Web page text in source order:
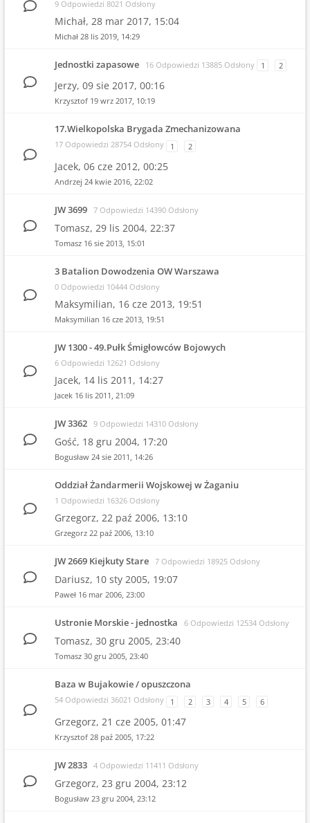
9 Odpowiedzi 8021 Odsłony
Michał, 28 mar 2017, 15:04
Michał 28 lis 2019, 14:29
Jednostki zapasowe 16 Odpowiedzi 13885 Odsłony 1 2
Jerzy, 09 sie 2017, 00:16
Krzysztof 19 wrz 2017, 10:19
17.Wielkopolska Brygada Zmechanizowana
17 Odpowiedzi 28754 Odsłony 1 2
Jacek, 06 cze 2012, 00:25
Andrzej 24 kwie 2016, 22:02
JW 3699 7 Odpowiedzi 14390 Odsłony
Tomasz, 29 lis 2004, 22:37
Tomasz 16 sie 2013, 15:01
3 Batalion Dowodzenia OW Warszawa
0 Odpowiedzi 10444 Odsłony
Maksymilian, 16 cze 2013, 19:51
Maksymilian 16 cze 2013, 19:51
JW 1300 - 49.Pułk Śmigłowców Bojowych
6 Odpowiedzi 12621 Odsłony
Jacek, 14 lis 2011, 14:27
Jacek 16 lis 2011, 21:09
JW 3362 9 Odpowiedzi 14310 Odsłony
Gość, 18 gru 2004, 17:20
Bogusław 24 sie 2011, 14:26
Oddział Żandarmerii Wojskowej w Żaganiu
1 Odpowiedzi 16326 Odsłony
Grzegorz, 22 paź 2006, 13:10
Grzegorz 22 paź 2006, 13:10
JW 2669 Kiejkuty Stare 7 Odpowiedzi 18925 Odsłony
Dariusz, 10 sty 2005, 19:07
Paweł 16 mar 2006, 23:00
Ustronie Morskie - jednostka 6 Odpowiedzi 12534 Odsłony
Tomasz, 30 gru 2005, 23:40
Tomasz 30 gru 2005, 23:40
Baza w Bujakowie / opuszczona
54 Odpowiedzi 36021 Odsłony 1 2 3 4 5 6
Grzegorz, 21 cze 2005, 01:47
Krzysztof 28 paź 2005, 17:22
JW 2833 4 Odpowiedzi 11411 Odsłony
Grzegorz, 23 gru 2004, 23:12
Bogusław 23 gru 2004, 23:12